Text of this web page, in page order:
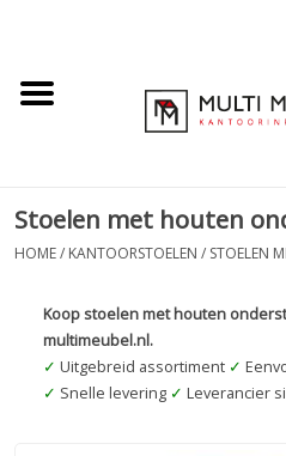
Stoelen met houten
HOME/ KANTOORSTOELEN / STOELEN
Koop stoelen met houten
multimeubel.nl.
✓ Uitgebreid assortiment ✓
✓ Snelle levering ✓ Leverancier